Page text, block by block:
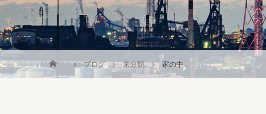
ブログ 未分類 家の中